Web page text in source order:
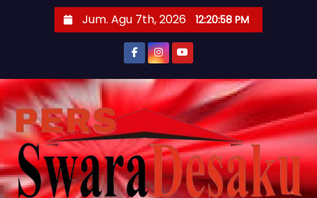
t
o
c
o
n
t
Jum. Agu 7th, 2026 12:21:00 PM